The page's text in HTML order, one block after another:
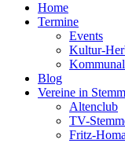
Home
Termine
Events
Kultur-
Blog
Vereine in
Altenclub
TV-
Fritz-